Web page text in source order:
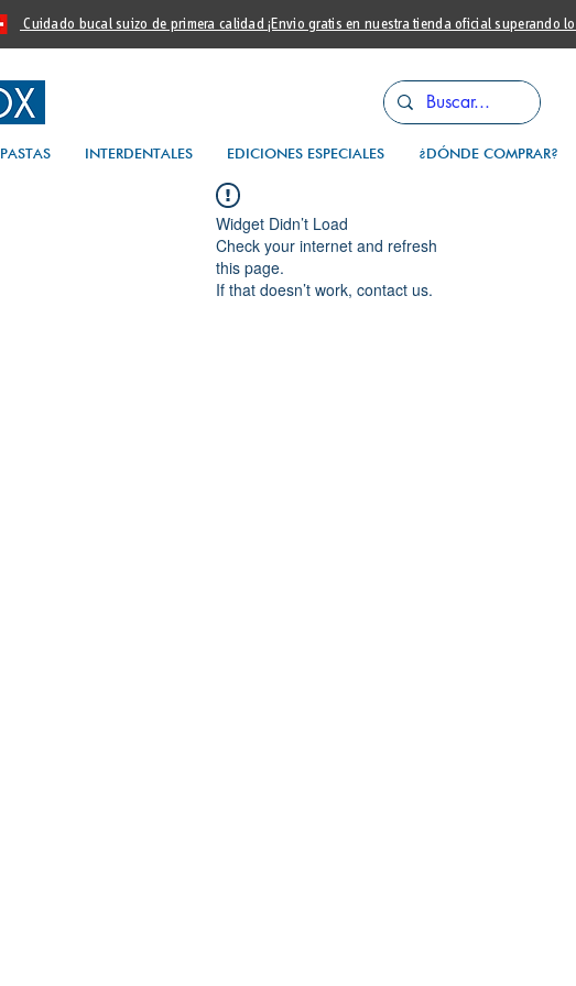
Cuidado bucal suizo de primera calidad ¡Envio gratis en nuestra tienda oficial superando
PASTAS INTERDENTALES EDICIONES ESPECIALES ¿DÓNDE COMPRAR?
Widget Didn’t Load
Check your internet and refresh
this page.
If that doesn’t work, contact us.